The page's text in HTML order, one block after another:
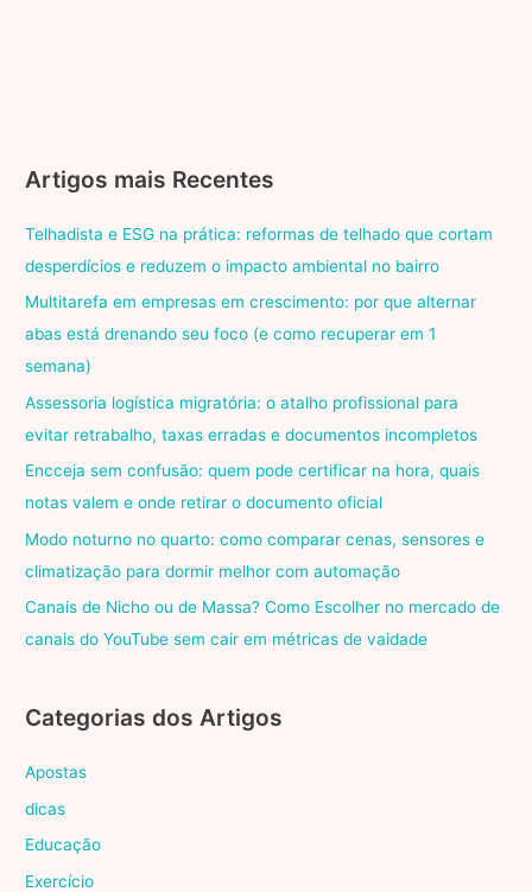
Artigos mais Recentes
Telhadista e ESG na prática: reformas de telhado que cortam
desperdícios e reduzem o impacto ambiental no bairro
Multitarefa em empresas em crescimento: por que alternar
abas está drenando seu foco (e como recuperar em 1
semana)
Assessoria logística migratória: o atalho profissional para
evitar retrabalho, taxas erradas e documentos incompletos
Encceja sem confusão: quem pode certificar na hora, quais
notas valem e onde retirar o documento oficial
Modo noturno no quarto: como comparar cenas, sensores e
climatização para dormir melhor com automação
Canais de Nicho ou de Massa? Como Escolher no mercado de
canais do YouTube sem cair em métricas de vaidade
Categorias dos Artigos
Apostas
dicas
Educação
Exercício